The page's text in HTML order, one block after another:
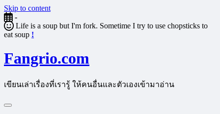
Skip to content
-
Life is a soup but I'm fork. Sometime I try to use chopsticks to
eat soup !
Fangrio.com
เขียนเล่าเรื่องที่เรารู้ ให้คนอื่นและตัวเองเข้ามาอ่าน